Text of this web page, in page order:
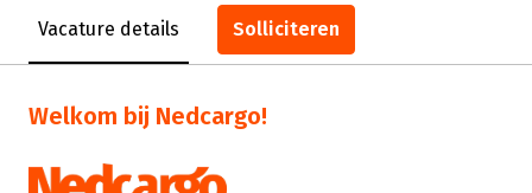
Vacature details Solliciteren
Welkom bij Nedcargo!